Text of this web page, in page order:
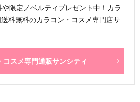
限定ノベルティプレゼント中！カラ
料無料のカラコン・コスメ専門店サ
コスメ専門通販サンシティ